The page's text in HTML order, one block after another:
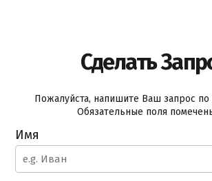
Сделать
Пожалуйста, напишите Ваш запрос
Обязательные поля
Имя